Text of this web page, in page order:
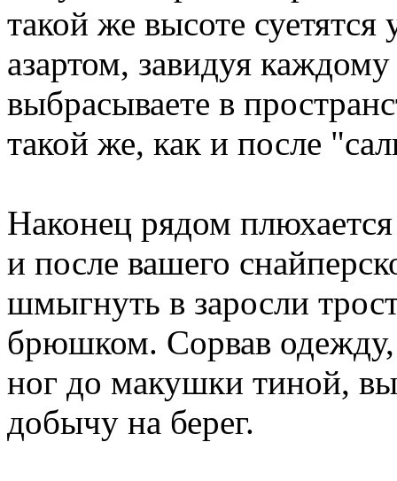
такой же высоте
азартом, завидуя
выбрасываете в
такой же, как и после
Наконец рядом
и после вашего
шмыгнуть в заросли
брюшком. Сорвав одежду,
ног до макушки тиной,
добычу на берег.